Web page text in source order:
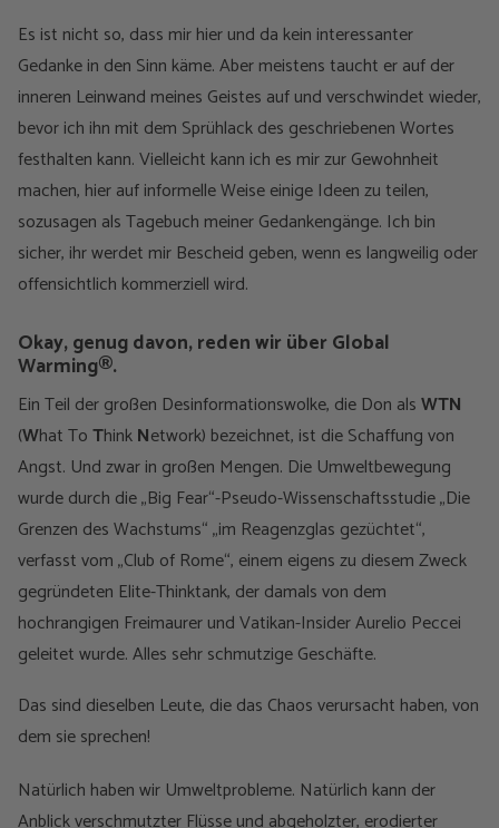
Es ist nicht so, dass mir hier und da kein interessanter
Gedanke in den Sinn käme. Aber meistens taucht er auf der
inneren Leinwand meines Geistes auf und verschwindet wieder,
bevor ich ihn mit dem Sprühlack des geschriebenen Wortes
festhalten kann. Vielleicht kann ich es mir zur Gewohnheit
machen, hier auf informelle Weise einige Ideen zu teilen,
sozusagen als Tagebuch meiner Gedankengänge. Ich bin
sicher, ihr werdet mir Bescheid geben, wenn es langweilig oder
offensichtlich kommerziell wird.
Okay, genug davon, reden wir über Global
Warming®.
Ein Teil der großen Desinformationswolke, die Don alsWTN
(What ToThinkNetwork) bezeichnet, ist die Schaffung von
Angst. Und zwar in großen Mengen. Die Umweltbewegung
wurde durch die „Big Fear“-Pseudo-Wissenschaftsstudie „Die
Grenzen des Wachstums“ „im Reagenzglas gezüchtet“,
verfasst vom „Club of Rome“, einem eigens zu diesem Zweck
gegründeten Elite-Thinktank, der damals von dem
hochrangigen Freimaurer und Vatikan-Insider Aurelio Peccei
geleitet wurde. Alles sehr schmutzige Geschäfte.
Das sind dieselben Leute, die das Chaos verursacht haben, von
dem sie sprechen!
Natürlich haben wir Umweltprobleme. Natürlich kann der
Anblick verschmutzter Flüsse und abgeholzter, erodierter